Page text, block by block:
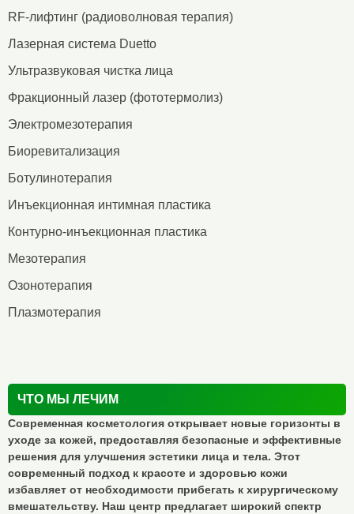
RF-лифтинг (радиоволновая терапия)
Лазерная система Duetto
Ультразвуковая чистка лица
Фракционный лазер (фототермолиз)
Электромезотерапия
Биоревитализация
Ботулинотерапия
Инъекционная интимная пластика
Контурно-инъекционная пластика
Мезотерапия
Озонотерапия
Плазмотерапия
ЧТО МЫ ЛЕЧИМ
Современная косметология открывает новые горизонты в
уходе за кожей, предоставляя безопасные и эффективные
решения для улучшения эстетики лица и тела. Этот
современный подход к красоте и здоровью кожи
избавляет от необходимости прибегать к хирургическому
вмешательству. Наш центр предлагает широкий спектр